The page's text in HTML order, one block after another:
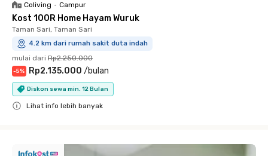
Coliving • Campur
Kost 100R Home Hayam Wuruk
Taman Sari, Taman Sari
4.2 km dari rumah sakit duta indah
mulai dari Rp2.250.000
-5% Rp2.135.000 /bulan
Diskon sewa min. 12 Bulan
Lihat info lebih banyak